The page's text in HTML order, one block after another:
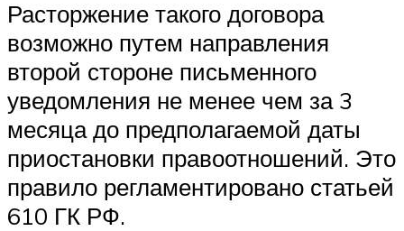
Расторжение такого договора
возможно путем направления
второй стороне письменного
уведомления не менее чем за 3
месяца до предполагаемой даты
приостановки правоотношений. Это
правило регламентировано статьей
610 ГК РФ.